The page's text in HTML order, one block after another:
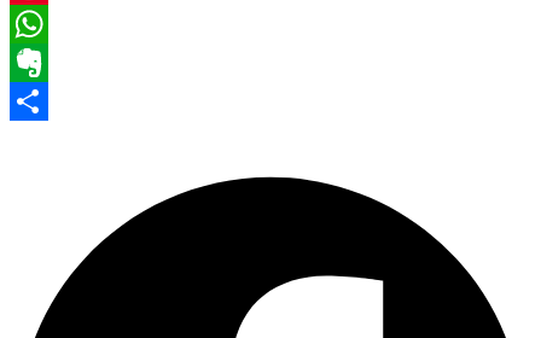
Pinterest
WhatsApp
Evernote